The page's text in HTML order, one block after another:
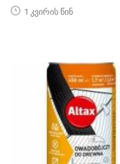
1 კვირის წინ